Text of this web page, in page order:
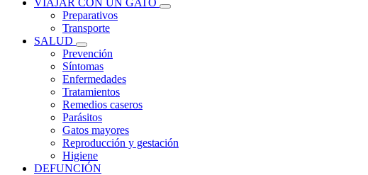
VIAJAR CON UN GATO
Preparativos
Transporte
SALUD
Prevención
Síntomas
Enfermedades
Tratamientos
Remedios caseros
Parásitos
Gatos mayores
Reproducción y gestación
Higiene
DEFUNCIÓN